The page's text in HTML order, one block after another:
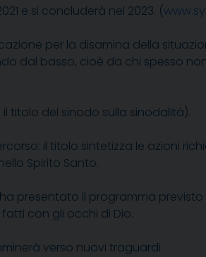
e si concluderà nel 2023. (
per la disamina della
dal basso, cioè da chi spesso
il titolo del sinodo sulla sinodalità).
il titolo sintetizza le azioni
Spirito Santo.
presentato il programma
con gli occhi di Dio.
verso nuovi traguardi.